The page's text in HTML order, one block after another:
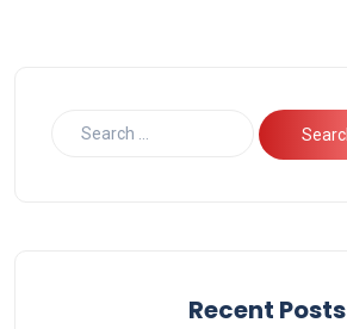
Recent Posts